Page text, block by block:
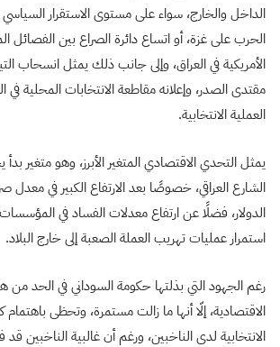
الداخل والخارج، سواء على مستوى الاستقرار
الحرب على غزة، أو اتساع دائرة الصراع بين الفصائل
الأمريكية في العراق، وإلى جانب ذلك يمثل انسحاب
مقتدى الصدر، وإعلانه مقاطعة الانتخابات المحلية في
العملية الانتخابية.
يمثل التحدي الاقتصادي المتغير الأبرز، وهو متغير
الشارع العراقي، خصوصًا بعد الارتفاع الكبير في معدل
الدولار، فضلًا عن ارتفاع معدلات الفساد في
استمرار عمليات تهريب العملة الصعبة إلى خارج البلاد.
رغم الجهود التي بذلتها حكومة السوداني في الحد
الاقتصادية، إلّا أنها ما زالت مستمرة، وتحظى باهتمام
الانتخابية لدى الناخبين، ورغم أن غالبية الناخبين قد